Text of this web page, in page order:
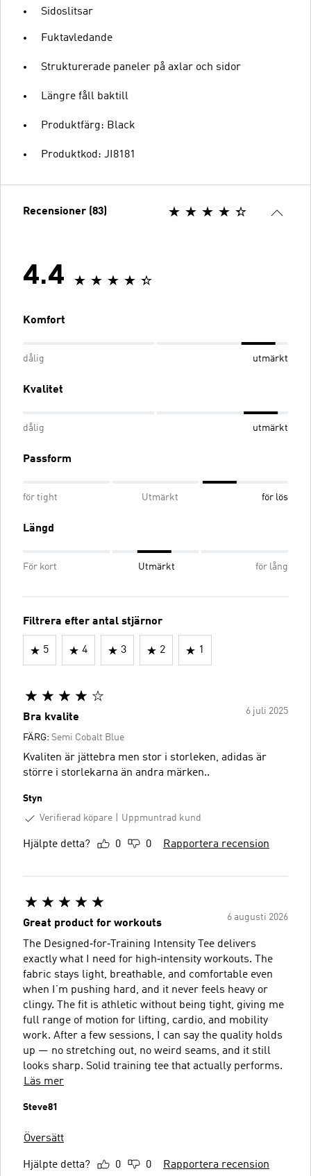
Sidoslitsar
Fuktavledande
Strukturerade paneler på axlar och sidor
Längre fåll baktill
Produktfärg: Black
Produktkod: JI8181
Recensioner (83)
4.4
Komfort
dålig utmärkt
Kvalitet
dålig utmärkt
Passform
för tight Utmärkt för lös
Längd
För kort Utmärkt för lång
Filtrera efter antal stjärnor
5 4 3 2 1
6 juli 2025
Bra kvalite
FÄRG: Semi Cobalt Blue
Kvaliten är jättebra men stor i storleken, adidas är
större i storlekarna än andra märken..
Styn
Verifierad köpare
Uppmuntrad kund
Hjälpte detta? 0 0 Rapportera recension
6 augusti 2026
Great product for workouts
The Designed‑for‑Training Intensity Tee delivers
exactly what I need for high‑intensity workouts. The
fabric stays light, breathable, and comfortable even
when I’m pushing hard, and it never feels heavy or
clingy. The fit is athletic without being tight, giving me
full range of motion for lifting, cardio, and mobility
work. After a few sessions, I can say the quality holds
up — no stretching out, no weird seams, and it still
looks sharp. Solid training tee that actually performs.
Läs mer
Steve81
Översätt
Hjälpte detta? 0 0 Rapportera recension